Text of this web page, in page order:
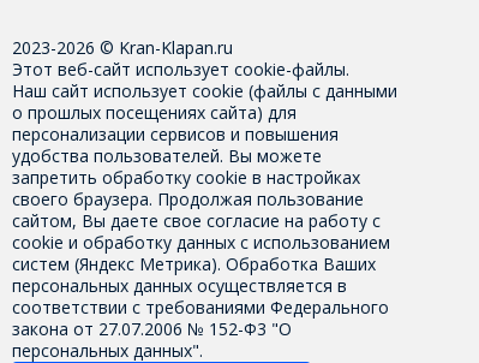
2023-2026 © Kran-Klapan.ru
Этот веб-сайт использует cookie-файлы.
Наш сайт использует cookie (файлы с данными
о прошлых посещениях сайта) для
персонализации сервисов и повышения
удобства пользователей. Вы можете
запретить обработку cookie в настройках
своего браузера. Продолжая пользование
сайтом, Вы даете свое согласие на работу с
cookie и обработку данных с использованием
систем (Яндекс Метрика). Обработка Ваших
персональных данных осуществляется в
соответствии с требованиями Федерального
закона от 27.07.2006 № 152-Ф3 "О
персональных данных".